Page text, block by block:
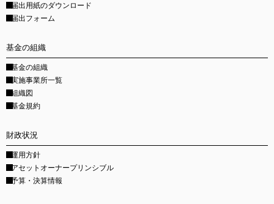
届出用紙のダウンロード
届出フォーム
基金の組織
基金の組織
実施事業所一覧
組織図
基金規約
財政状況
運用方針
アセットオーナープリンシブル
予算・決算情報